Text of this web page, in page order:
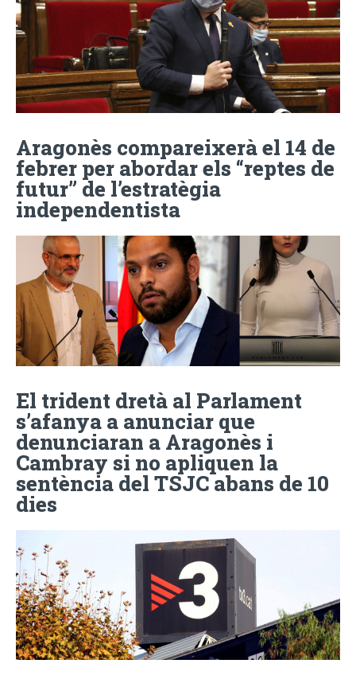
Aragonès compareixerà el 14 de
febrer per abordar els “reptes de
futur” de l’estratègia
independentista
El trident dretà al Parlament
s’afanya a anunciar que
denunciaran a Aragonès i
Cambray si no apliquen la
sentència del TSJC abans de 10
dies